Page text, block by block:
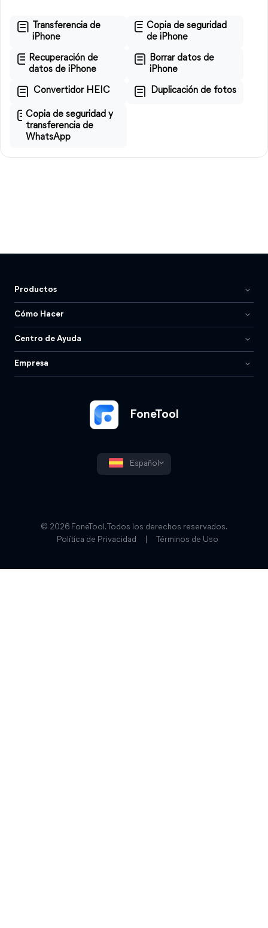
Transferencia de
iPhone
Copia de seguridad
de iPhone
Recuperación de
datos de iPhone
Borrar datos de
iPhone
Convertidor HEIC Duplicación de fotos
Copia de seguridad y
transferencia de
WhatsApp
FoneTool
Español
Productos
Cómo Hacer
Centro de Ayuda
Empresa
© 2026 FoneTool. Todos los derechos reservados.
Política de Privacidad
Términos de Uso